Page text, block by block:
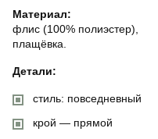
Материал:
флис (100% полиэстер),
плащёвка.
Детали:
стиль: повседневный
крой — прямой